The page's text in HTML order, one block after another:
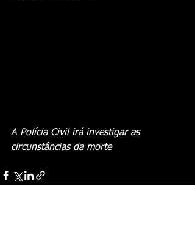
A Polícia Civil irá investigar as
circunstâncias da morte